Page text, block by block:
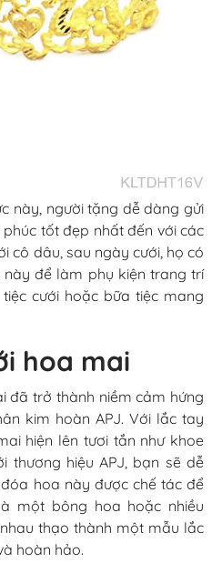
này, người tặng dễ dàng gửi
tốt đẹp nhất đến với các
cô dâu, sau ngày cưới, họ có
để làm phụ kiện trang trí
cưới hoặc bữa tiệc mang
hoa mai
đã trở thành niềm cảm hứng
kim hoàn APJ. Với lắc tay
hiện lên tươi tắn như khoe
thương hiệu APJ, bạn sẽ dễ
hoa này được chế tác để
một bông hoa hoặc nhiều
thạo thành một mẫu lắc
hoàn hảo.